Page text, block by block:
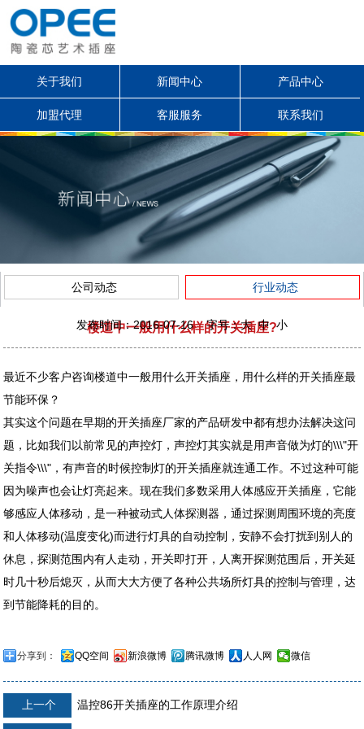
关于我们 新闻中心 产品中心
加盟代理 客服服务 联系我们
公司动态 行业动态
楼道中一般用什么样的开关插座?
发布时间：2016-07-16 字号：大 中 小
最近不少客户咨询楼道中一般用什么开关插座，用什么样的开关插座最
节能环保？
其实这个问题在早期的开关插座厂家的产品研发中都有想办法解决这问
题，比如我们以前常见的声控灯，声控灯其实就是用声音做为灯的\\\"开
关指令\\\"，有声音的时候控制灯的开关插座就连通工作。不过这种可能
因为噪声也会让灯亮起来。现在我们多数采用人体感应开关插座，它能
够感应人体移动，是一种被动式人体探测器，通过探测周围环境的亮度
和人体移动(温度变化)而进行灯具的自动控制，安静不会打扰到别人的
休息，探测范围内有人走动，开关即打开，人离开探测范围后，开关延
时几十秒后熄灭，从而大大方便了各种公共场所灯具的控制与管理，达
到节能降耗的目的。
分享到： QQ空间 新浪微博 腾讯微博 人人网 微信
上一个 温控86开关插座的工作原理介绍